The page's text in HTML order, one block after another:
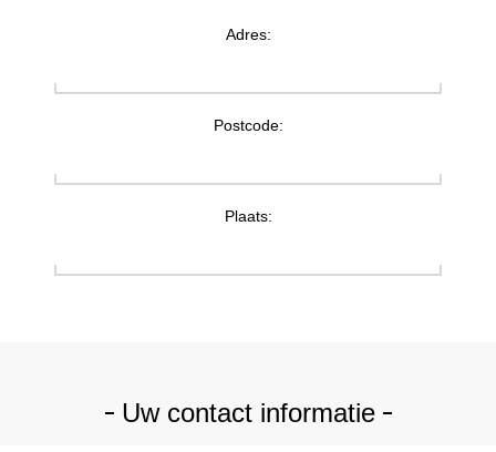
Adres:
Postcode:
Plaats:
Uw contact informatie